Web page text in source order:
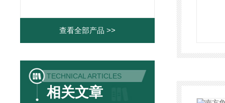
查看全部产品 >>
TECHNICAL ARTICLES
相关文章